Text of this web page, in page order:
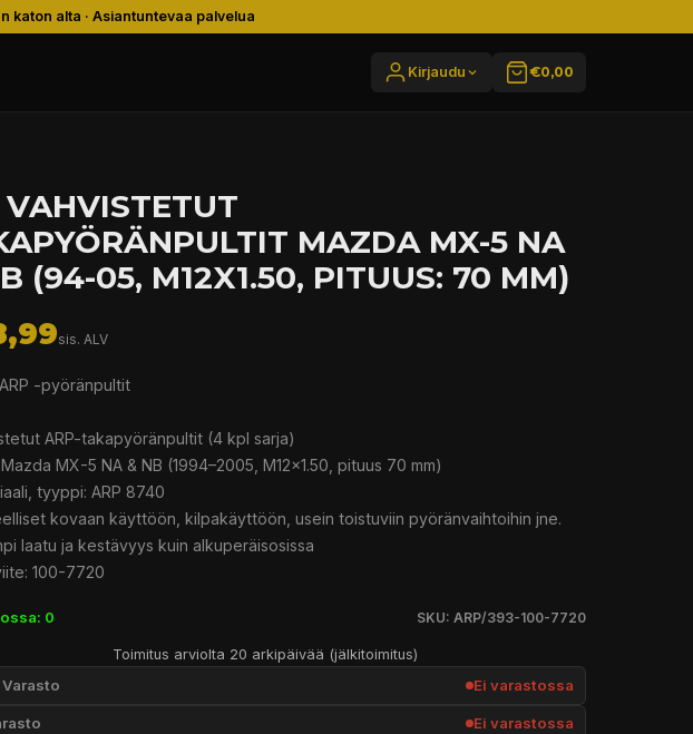
katon alta · Asiantuntevaa palvelua
Kirjaudu €0,00
MAZDA MX-5 NA
(94-05, M12X1.50, PITUUS: 70 MM)
sis. ALV
-pyöränpultit
ARP-takapyöränpultit (4 kpl sarja)
MX-5 NA & NB (1994–2005, M12x1.50, pituus 70 mm)
tyyppi: ARP 8740
kovaan käyttöön, kilpakäyttöön, usein toistuviin pyöränvaihtoihin jne.
laatu ja kestävyys kuin alkuperäisosissa
100-7720
0 SKU: ARP/393-100-7720
Toimitus arviolta 20 arkipäivää (jälkitoimitus)
Varasto Ei varastossa
Ei varastossa